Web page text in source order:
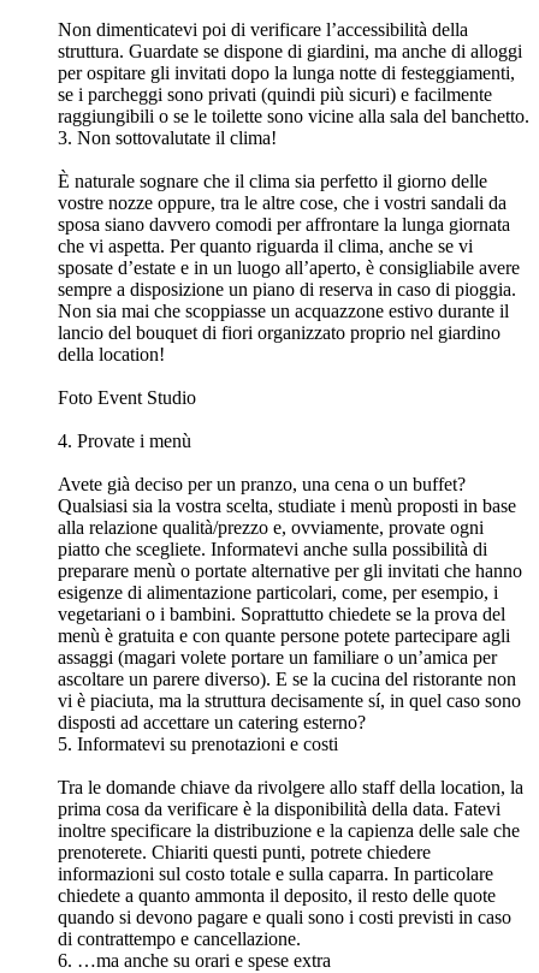
Non dimenticatevi poi di verificare l’accessibilità della
struttura. Guardate se dispone di giardini, ma anche di alloggi
per ospitare gli invitati dopo la lunga notte di festeggiamenti,
se i parcheggi sono privati (quindi più sicuri) e facilmente
raggiungibili o se le toilette sono vicine alla sala del banchetto.
3. Non sottovalutate il clima!
È naturale sognare che il clima sia perfetto il giorno delle
vostre nozze oppure, tra le altre cose, che i vostri sandali da
sposa siano davvero comodi per affrontare la lunga giornata
che vi aspetta. Per quanto riguarda il clima, anche se vi
sposate d’estate e in un luogo all’aperto, è consigliabile avere
sempre a disposizione un piano di reserva in caso di pioggia.
Non sia mai che scoppiasse un acquazzone estivo durante il
lancio del bouquet di fiori organizzato proprio nel giardino
della location!
Foto Event Studio
4. Provate i menù
Avete già deciso per un pranzo, una cena o un buffet?
Qualsiasi sia la vostra scelta, studiate i menù proposti in base
alla relazione qualità/prezzo e, ovviamente, provate ogni
piatto che scegliete. Informatevi anche sulla possibilità di
preparare menù o portate alternative per gli invitati che hanno
esigenze di alimentazione particolari, come, per esempio, i
vegetariani o i bambini. Soprattutto chiedete se la prova del
menù è gratuita e con quante persone potete partecipare agli
assaggi (magari volete portare un familiare o un’amica per
ascoltare un parere diverso). E se la cucina del ristorante non
vi è piaciuta, ma la struttura decisamente sí, in quel caso sono
disposti ad accettare un catering esterno?
5. Informatevi su prenotazioni e costi
Tra le domande chiave da rivolgere allo staff della location, la
prima cosa da verificare è la disponibilità della data. Fatevi
inoltre specificare la distribuzione e la capienza delle sale che
prenoterete. Chiariti questi punti, potrete chiedere
informazioni sul costo totale e sulla caparra. In particolare
chiedete a quanto ammonta il deposito, il resto delle quote
quando si devono pagare e quali sono i costi previsti in caso
di contrattempo e cancellazione.
6. …ma anche su orari e spese extra